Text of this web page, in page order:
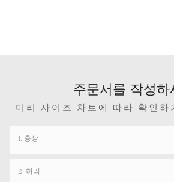
주문서를 작성하
미리 사이즈 차트에 따라 확인하
1. 흉상
2. 허리